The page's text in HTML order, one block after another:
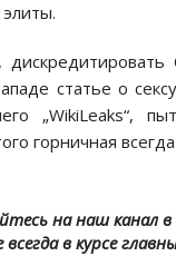
статье о
„WikiLeaks“,
горничная
на наш канал в
всегда в курсе